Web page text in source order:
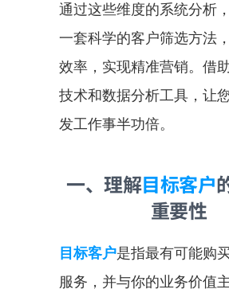
通过这些维度的系统分析
一套科学的客户筛选方法
效率，实现精准营销。借
技术和数据分析工具，让
发工作事半功倍。
一、理解目标客户
重要性
目标客户是指最有可能购
服务，并与你的业务价值